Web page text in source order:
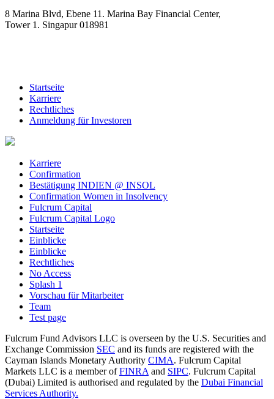
8 Marina Blvd, Ebene 11. Marina Bay Financial Center,
Tower 1. Singapur 018981
Startseite
Karriere
Rechtliches
Anmeldung für Investoren
Karriere
Confirmation
Bestätigung INDIEN @ INSOL
Confirmation Women in Insolvency
Fulcrum Capital
Fulcrum Capital Logo
Startseite
Einblicke
Einblicke
Rechtliches
No Access
Splash 1
Vorschau für Mitarbeiter
Team
Test page
Fulcrum Fund Advisors LLC is overseen by the U.S. Securities and
Exchange Commission SEC and its funds are registered with the
Cayman Islands Monetary Authority CIMA. Fulcrum Capital
Markets LLC is a member ofFINRA and SIPC. Fulcrum Capital
(Dubai) Limited is authorised and regulated by the Dubai Financial
Services Authority.